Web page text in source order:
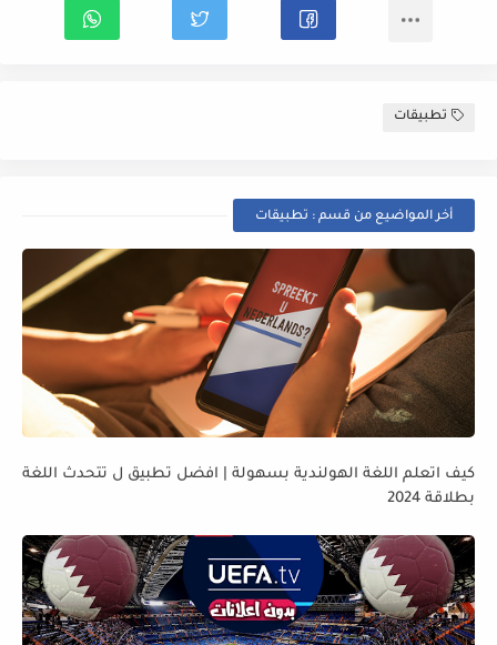
تطبيقات
أخر المواضيع من قسم : تطبيقات
كيف اتعلم اللغة الهولندية بسهولة | افضل تطبيق ل تتحدث اللغة
بطلاقة 2024